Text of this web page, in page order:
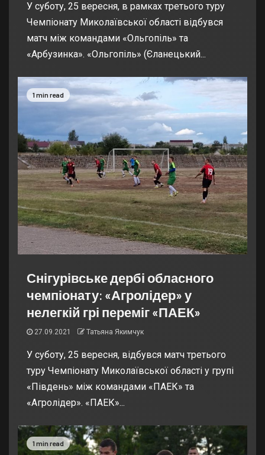
У суботу, 25 вересня, в рамках третього туру
Чемпіонату Миколаївської області відбувся
матч між командами «Ольгопіль» та
«Арбузинка». «Ольгопіль» (Єланецький...
1 min read
Снігурівське дербі обласного
чемпіонату: «Агролідер» у
нелегкій грі переміг «ПАЕК»
27.09.2021 Татьяна Якимчук
У суботу, 25 вересня, відбувся матч третього
туру Чемпіонату Миколаївської області у групі
«Південь» між командами «ПАЕК» та
«Агролідер». «ПАЕК»...
1 min read